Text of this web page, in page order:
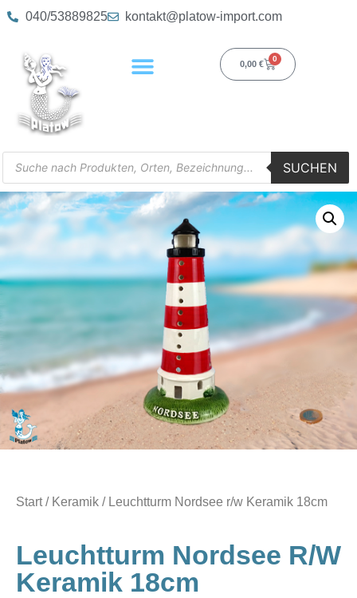
040/53889825 kontakt@platow-import.com
0,00 €
0
SUCHEN
Start/ Keramik / Leuchtturm Nordsee r/w Keramik 18cm
Leuchtturm Nordsee R/w
Keramik 18cm